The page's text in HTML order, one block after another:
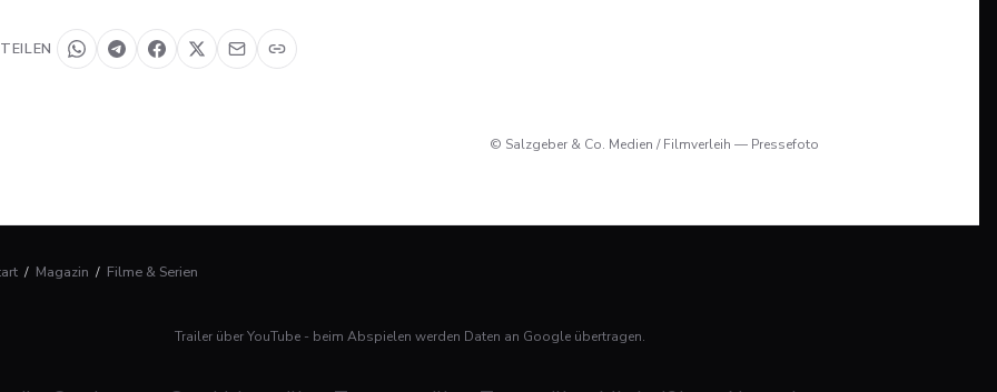
TEILEN
© Salzgeber & Co. Medien / Filmverleih — Pressefoto
/ Magazin / Filme & Serien
Trailer über YouTube - beim Abspielen werden Daten an Google übertragen.